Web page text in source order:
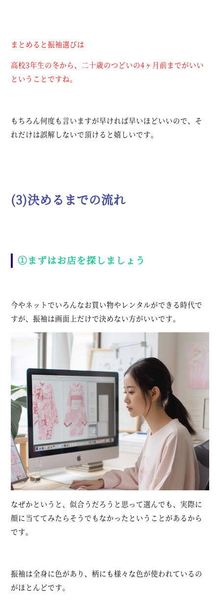
まとめると振袖選びは
高校3年生の冬から、二十歳のつどいの4ヶ月前までがいい
ということですね。
もちろん何度も言いますが早ければ早いほどいいので、そ
れだけは誤解しないで頂けると嬉しいです。
(3)決めるまでの流れ
①まずはお店を探しましょう
今やネットでいろんなお買い物やレンタルができる時代で
すが、振袖は画面上だけで決めない方がいいです。
なぜかというと、似合うだろうと思って選んでも、実際に
顔に当ててみたらそうでもなかったということがあるから
です。
振袖は全身に色があり、柄にも様々な色が使われているの
がほとんどです。